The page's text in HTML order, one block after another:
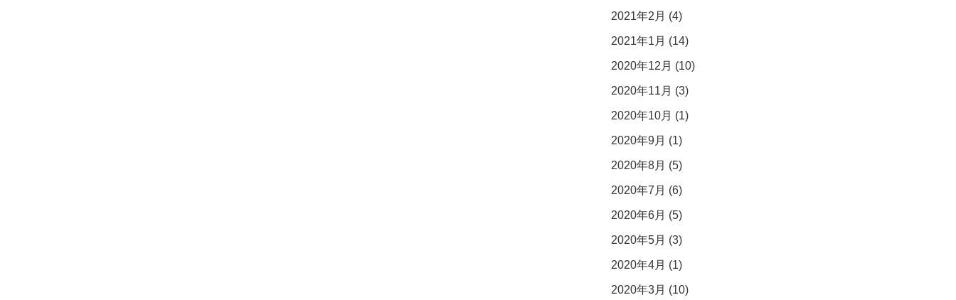
2021年2月 (4)
2021年1月 (14)
2020年12月 (10)
2020年11月 (3)
2020年10月 (1)
2020年9月 (1)
2020年8月 (5)
2020年7月 (6)
2020年6月 (5)
2020年5月 (3)
2020年4月 (1)
2020年3月 (10)